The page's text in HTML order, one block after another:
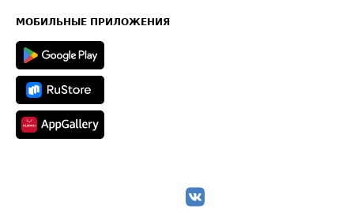
Техническая информация
МОБИЛЬНЫЕ ПРИЛОЖЕНИЯ